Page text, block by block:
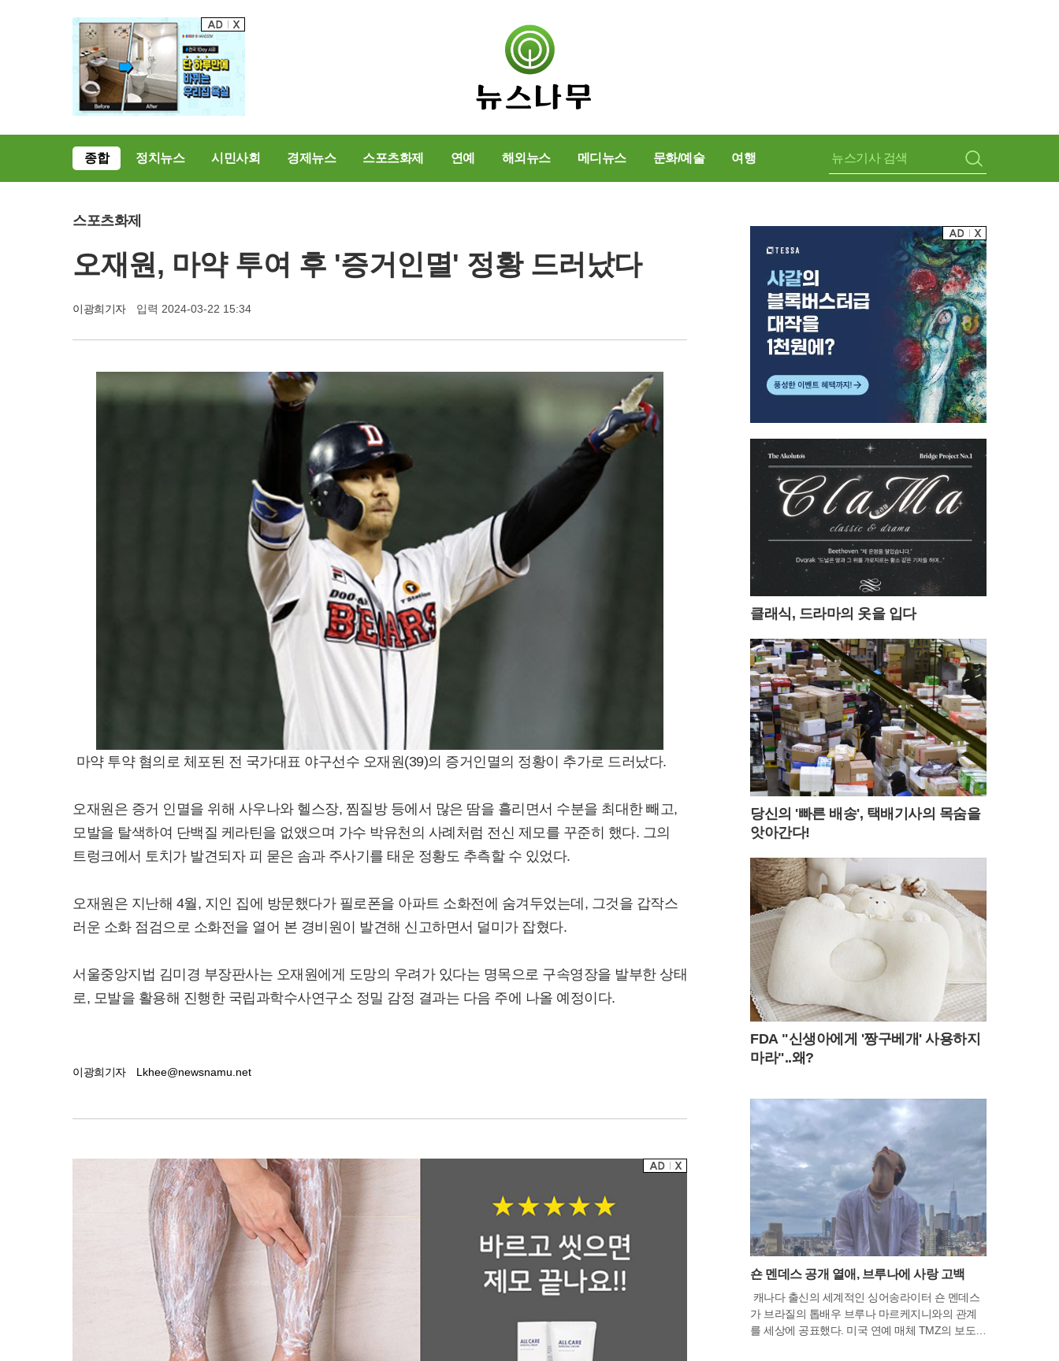
검
색
종합 정치뉴스 시민사회 경제뉴스 스포츠화제 연예 해외뉴스 메디뉴스 문화/예술 여행
스포츠화제
오재원, 마약 투여 후 '증거인멸' 정황 드러났다
이광희기자 입력 2024-03-22 15:34
마약 투약 혐의로 체포된 전 국가대표 야구선수 오재원(39)의 증거인멸의 정황이 추가로 드러났다.
오재원은 증거 인멸을 위해 사우나와 헬스장, 찜질방 등에서 많은 땀을 흘리면서 수분을 최대한 빼고,
모발을 탈색하여 단백질 케라틴을 없앴으며 가수 박유천의 사례처럼 전신 제모를 꾸준히 했다. 그의
트렁크에서 토치가 발견되자 피 묻은 솜과 주사기를 태운 정황도 추측할 수 있었다.
오재원은 지난해 4월, 지인 집에 방문했다가 필로폰을 아파트 소화전에 숨겨두었는데, 그것을 갑작스
러운 소화 점검으로 소화전을 열어 본 경비원이 발견해 신고하면서 덜미가 잡혔다.
서울중앙지법 김미경 부장판사는 오재원에게 도망의 우려가 있다는 명목으로 구속영장을 발부한 상태
로, 모발을 활용해 진행한 국립과학수사연구소 정밀 감정 결과는 다음 주에 나올 예정이다.
이광희기자 Lkhee@newsnamu.net
클래식, 드라마의 옷을 입다
당신의 '빠른 배송', 택배기사의 목숨을
앗아간다!
FDA "신생아에게 '짱구베개' 사용하지
마라"..왜?
숀 멘데스 공개 열애, 브루나에 사랑 고백
캐나다 출신의 세계적인 싱어송라이터 숀 멘데스
가 브라질의 톱배우 브루나 마르케지니와의 관계
를 세상에 공표했다. 미국 연예 매체 TMZ의 보도에